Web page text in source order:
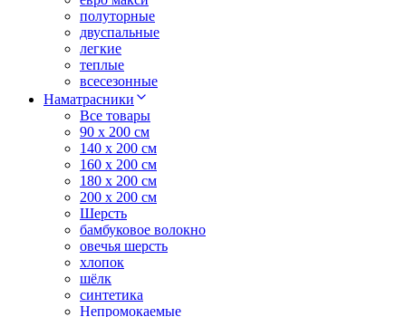
полуторные
двуспальные
легкие
теплые
всесезонные
Наматрасники
Все товары
90 x 200 см
140 x 200 см
160 x 200 см
180 x 200 см
200 x 200 см
Шерсть
бамбуковое волокно
овечья шерсть
хлопок
шёлк
синтетика
Непромокаемые